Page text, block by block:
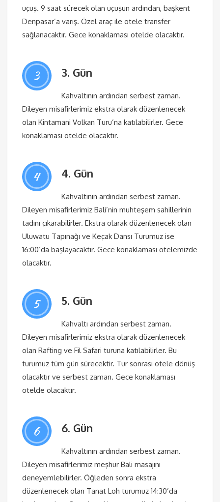
uçuş. 9 saat sürecek olan uçuşun ardından, başkent
Denpasar’a varış. Özel araç ile otele transfer
sağlanacaktır. Gece konaklaması otelde olacaktır.
3 3. Gün
Kahvaltının ardından serbest zaman.
Dileyen misafirlerimiz ekstra olarak düzenlenecek
olan Kintamani Volkan Turu’na katılabilirler. Gece
konaklaması otelde olacaktır.
4 4. Gün
Kahvaltının ardından serbest zaman.
Dileyen misafirlerimiz Bali’nin muhteşem sahillerinin
tadını çıkarabilirler. Ekstra olarak düzenlenecek olan
Uluwatu Tapınağı ve Keçak Dansı Turumuz ise
16:00’da başlayacaktır. Gece konaklaması otelemizde
olacaktır.
5 5. Gün
Kahvaltı ardından serbest zaman.
Dileyen misafirlerimiz ekstra olarak düzenlenecek
olan Rafting ve Fil Safari turuna katılabilirler. Bu
turumuz tüm gün sürecektir. Tur sonrası otele dönüş
olacaktır ve serbest zaman. Gece konaklaması
otelde olacaktır.
6 6. Gün
Kahvaltının ardından serbest zaman.
Dileyen misafirlerimiz meşhur Bali masajını
deneyemlebilirler. Öğleden sonra ekstra
düzenlenecek olan Tanat Loh turumuz 14:30’da